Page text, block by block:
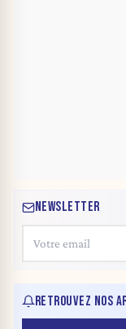
NEWSLETTER
RETROUVEZ NOS